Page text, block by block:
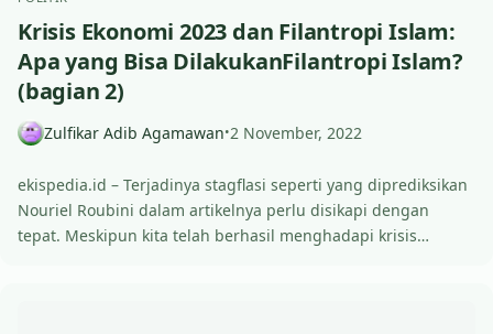
Krisis Ekonomi 2023 dan Filantropi Islam:
Apa yang Bisa DilakukanFilantropi Islam?
(bagian 2)
Zulfikar Adib Agamawan•2 November, 2022
ekispedia.id – Terjadinya stagflasi seperti yang diprediksikan
Nouriel Roubini dalam artikelnya perlu disikapi dengan
tepat. Meskipun kita telah berhasil menghadapi krisis…